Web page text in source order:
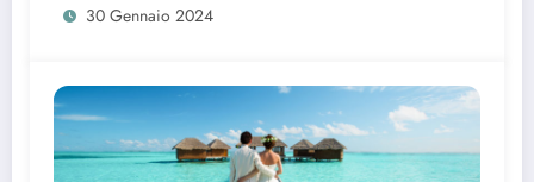
30 Gennaio 2024